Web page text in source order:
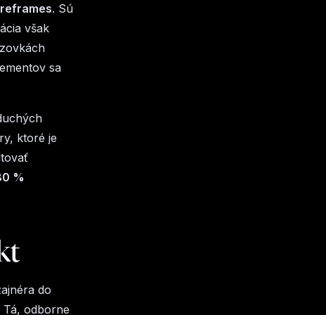
. Sú
však
sa
ktoré je
%
do
odborne